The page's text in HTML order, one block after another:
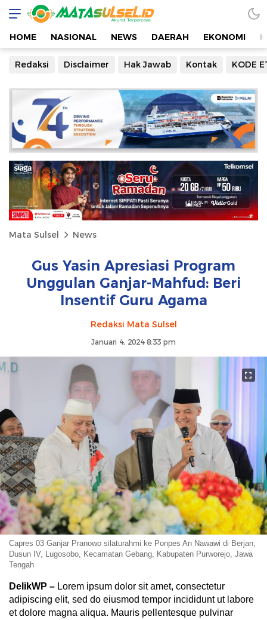
HOME NASIONAL NEWS DAERAH EKONOMI
Redaksi Disclaimer Hak Jawab Kontak KODE
Mata Sulsel News
Gus Yasin Apresiasi Program
Unggulan Ganjar-Mahfud: Beri
Insentif Guru Agama
Redaksi Mata Sulsel
Januari 4, 2024 8:33 pm
Capres 03 Ganjar Pranowo silaturahmi ke Ponpes An Nawawi di Berjan,
Dusun IV, Lugosobo, Kecamatan Gebang, Kabupaten Purworejo, Jawa
Tengah
DelikWP – Lorem ipsum dolor sit amet, consectetur
adipiscing elit, sed do eiusmod tempor incididunt ut labore
et dolore magna aliqua. Mauris pellentesque pulvinar